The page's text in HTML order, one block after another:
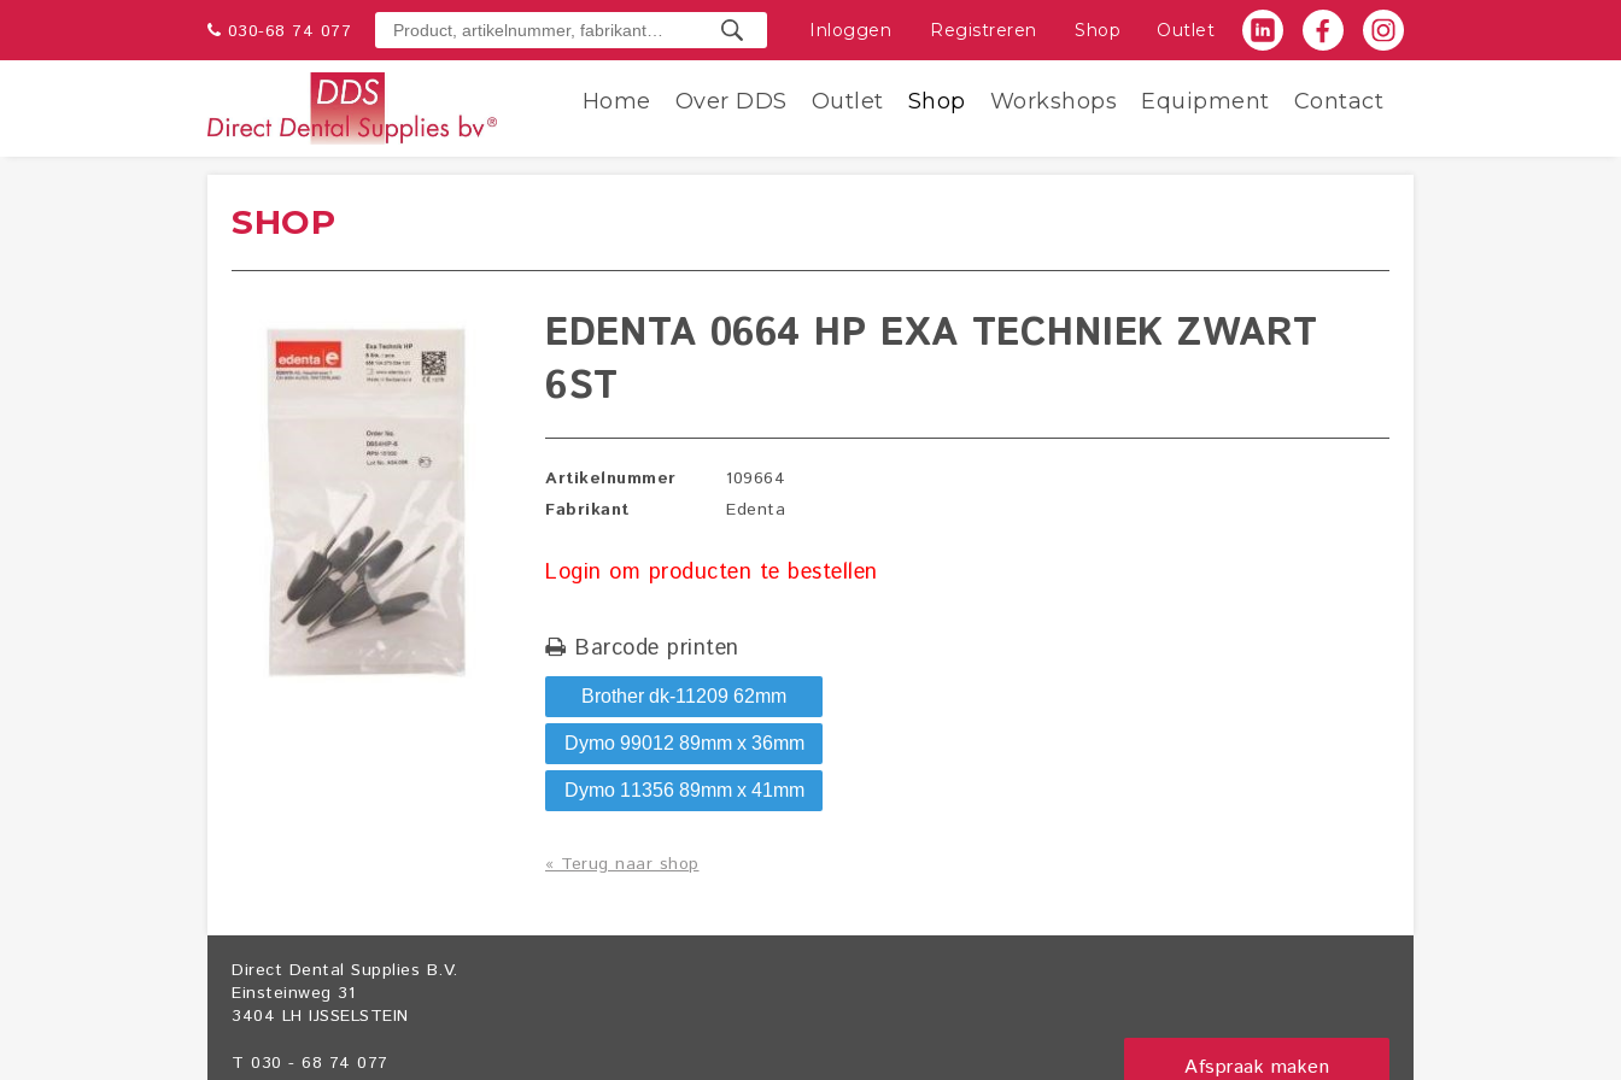
030-68 74 077 Inloggen Registreren Shop Outlet
Home Over DDS Outlet Shop Workshops Equipment Contact
SHOP
EDENTA 0664 HP EXA TECHNIEK ZWART
6ST
Artikelnummer
109664
Fabrikant
Edenta
Login om producten te bestellen
Barcode printen
Brother dk-11209 62mm
Dymo 99012 89mm x 36mm
Dymo 11356 89mm x 41mm
« Terug naar shop
Direct Dental Supplies B.V.
Einsteinweg 31
3404 LH IJSSELSTEIN
T 030 - 68 74 077
Afspraak maken